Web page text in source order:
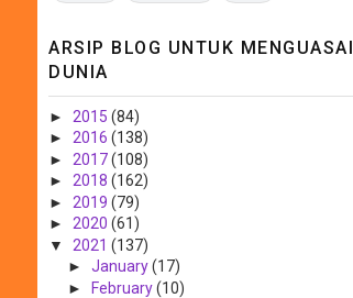
ARSIP BLOG UNTUK MENGUASAI
DUNIA
► 2015 (84)
► 2016 (138)
► 2017(108)
► 2018 (162)
► 2019 (79)
► 2020 (61)
▼ 2021 (137)
► January(17)
►
February(10)